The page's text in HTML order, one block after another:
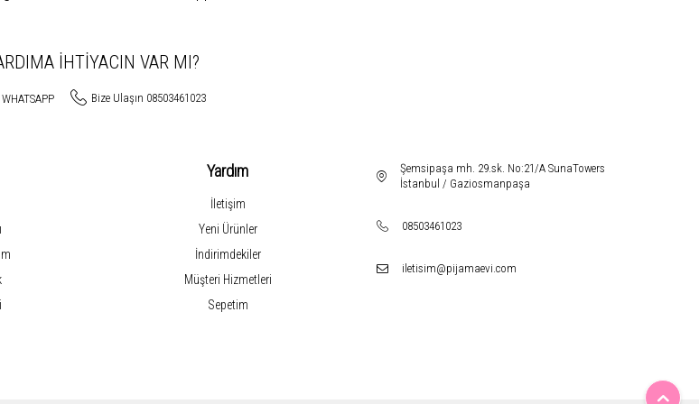
zevkinize uygun olan renk tercihini yapabilir ve mükemmel bir sabahlık takımına sahip olabilirsiniz.
İHTİYACIN VAR MI?
WHATSAPP Bize Ulaşın 08503461023
Yardım
İletişim
Yeni Ürünler
İndirimdekiler
Müşteri Hizmetleri
Sepetim
Şemsipaşa mh. 29.sk. No:21/A SunaTowers
İstanbul / Gaziosmanpaşa
08503461023
iletisim@pijamaevi.com